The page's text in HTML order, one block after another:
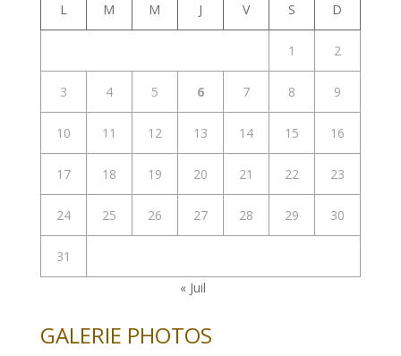
L M M J V S D
1 2
3 4 5 6 7 8 9
10 11 12 13 14 15 16
17 18 19 20 21 22 23
24 25 26 27 28 29 30
31
« Juil
GALERIE PHOTOS